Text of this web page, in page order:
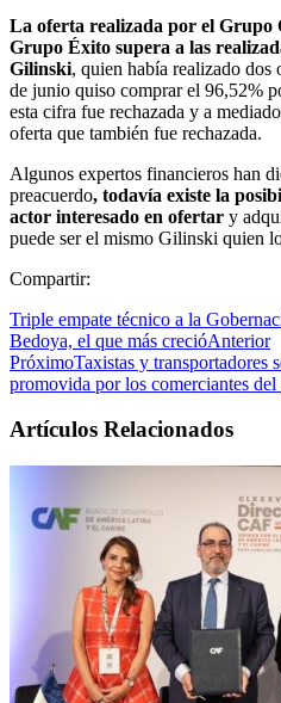
La oferta realizada por el
Grupo Éxito supera a las
Gilinski, quien había realizado dos
de junio quiso comprar el 96,52%
esta cifra fue rechazada y a
oferta que también fue rechazada.
Algunos expertos financieros han
preacuerdo, todavía existe la
actor interesado en ofertar y
puede ser el mismo Gilinski quien
Compartir:
Triple empate técnico a la
Bedoya, el que más crecióAnterior
PróximoTaxistas y transportadores
promovida por los comerciantes del
Artículos Relacionados